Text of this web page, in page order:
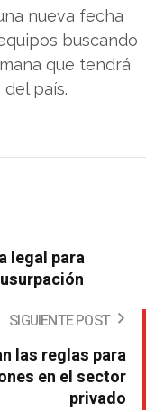
nueva fecha
buscando
que tendrá
país.
legal para
SIGUIENTE POST
las reglas para
en el sector
privado